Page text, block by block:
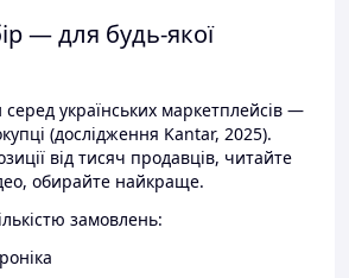
— для будь-якої
українських маркетплейсів —
(дослідження Kantar, 2025).
від тисяч продавців, читайте
обирайте найкраще.
замовлень: